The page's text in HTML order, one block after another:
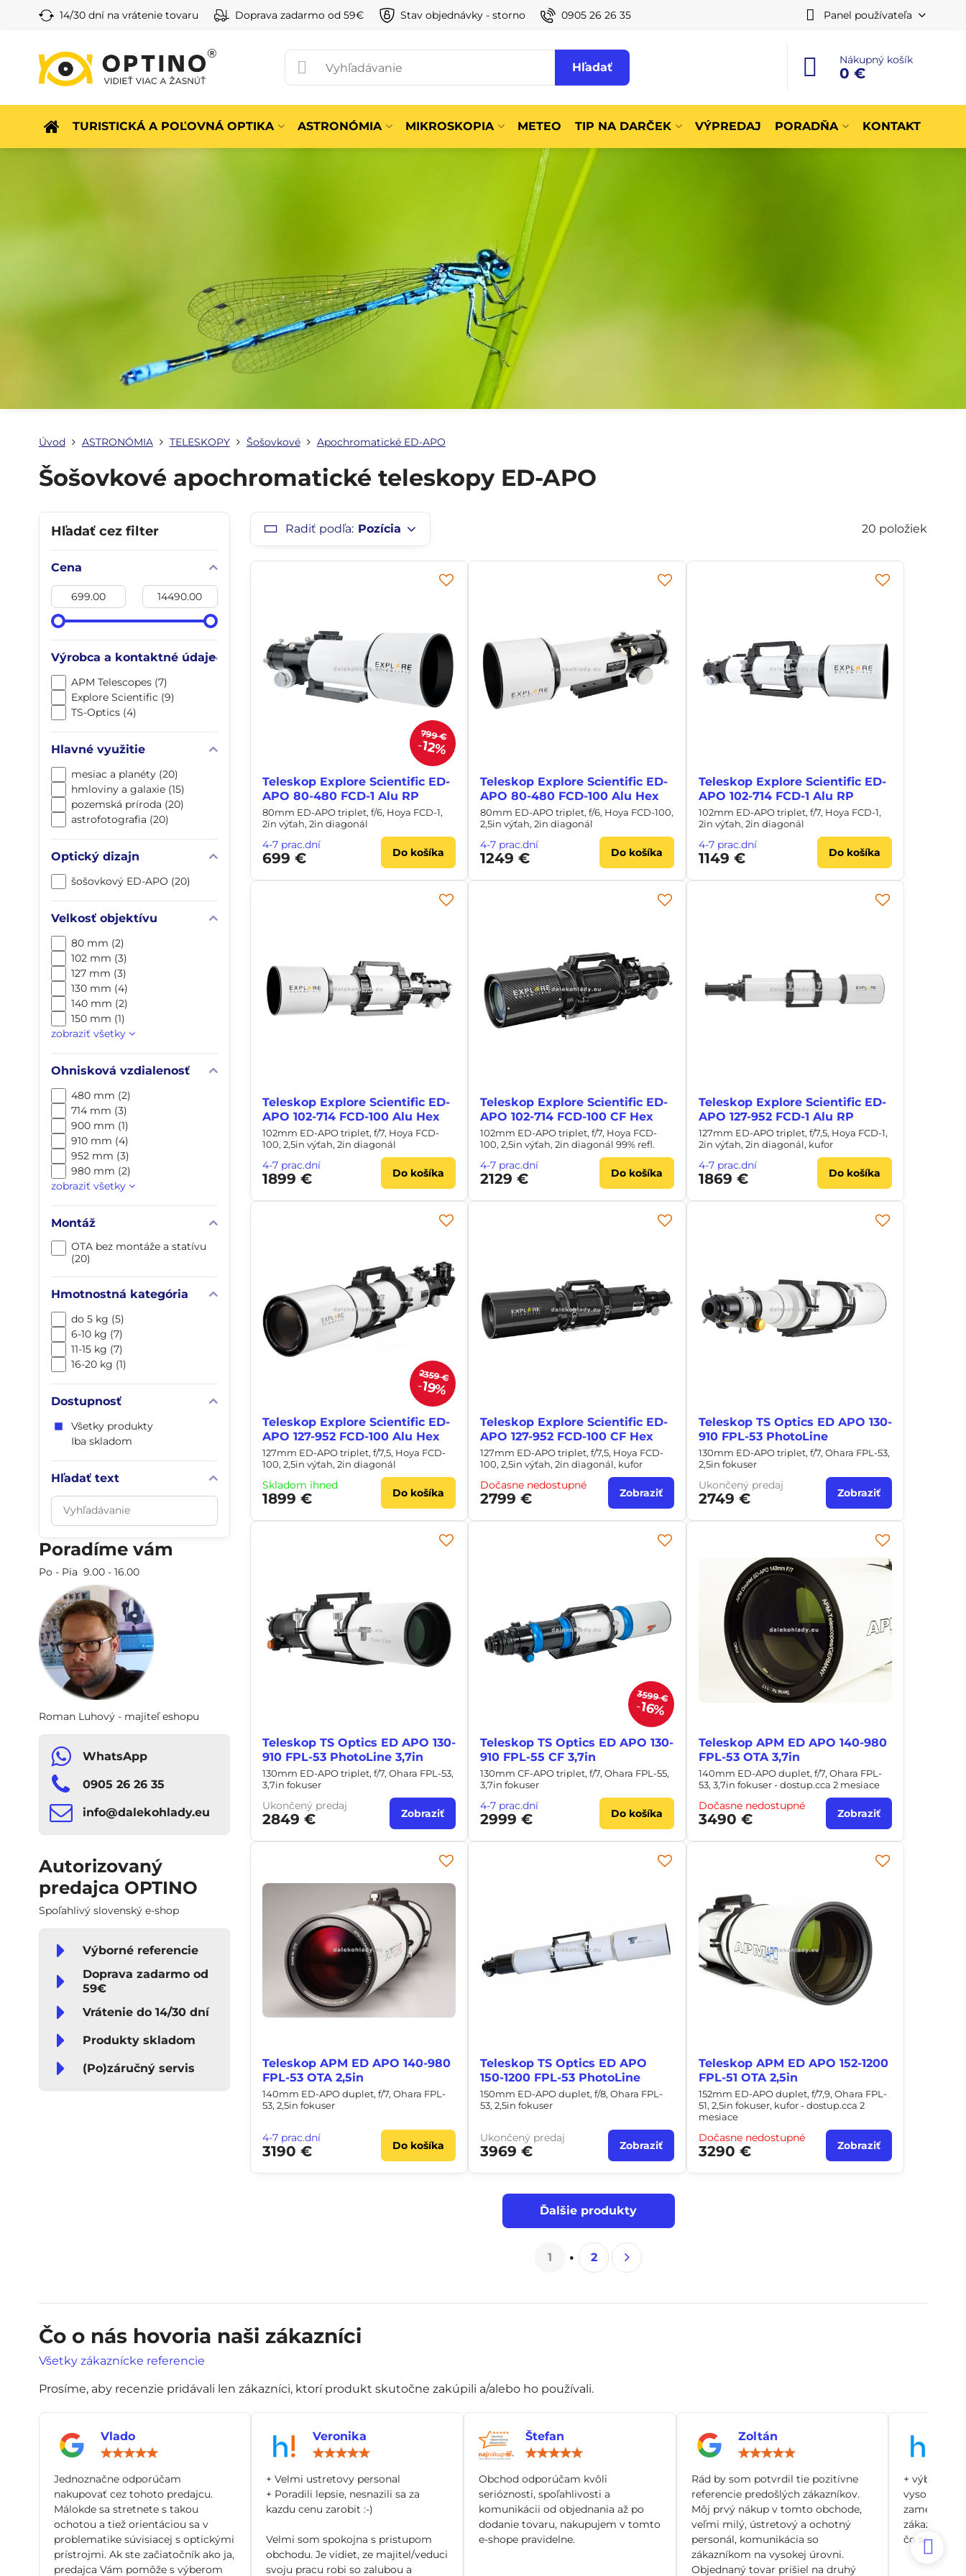
14/30 dní na vrátenie tovaru Doprava zadarmo od 59€ Stav objednávky - storno 0905 26 26 35 Panel používateľa
Hľadať
Nákupný košík
0 €
TURISTICKÁ A POĽOVNÁ OPTIKA ASTRONÓMIA MIKROSKOPIA METEO TIP NA DARČEK VÝPREDAJ PORADŇA KONTAKT
Úvod ASTRONÓMIA TELESKOPY Šošovkové Apochromatické ED-APO
Šošovkové apochromatické teleskopy ED-APO
Radiť podľa: Pozícia 20 položiek
799 €
12%
Teleskop Explore Scientific ED-
APO 80-480 FCD-1 Alu RP
80mm ED-APO triplet, f/6, Hoya FCD-1,
2in výťah, 2in diagonál
4-7 prac.dní
699 € Do košíka
Teleskop Explore Scientific ED-
APO 80-480 FCD-100 Alu Hex
80mm ED-APO triplet, f/6, Hoya FCD-100,
2,5in výťah, 2in diagonál
4-7 prac.dní
1249 € Do košíka
Teleskop Explore Scientific ED-
APO 102-714 FCD-1 Alu RP
102mm ED-APO triplet, f/7, Hoya FCD-1,
2in výťah, 2in diagonál
4-7 prac.dní
1149 € Do košíka
Teleskop Explore Scientific ED-
APO 102-714 FCD-100 Alu Hex
102mm ED-APO triplet, f/7, Hoya FCD-
100, 2,5in výťah, 2in diagonál
4-7 prac.dní
1899 € Do košíka
Teleskop Explore Scientific ED-
APO 102-714 FCD-100 CF Hex
102mm ED-APO triplet, f/7, Hoya FCD-
100, 2,5in výťah, 2in diagonál 99% refl.
4-7 prac.dní
2129 € Do košíka
Teleskop Explore Scientific ED-
APO 127-952 FCD-1 Alu RP
127mm ED-APO triplet, f/7,5, Hoya FCD-1,
2in výťah, 2in diagonál, kufor
4-7 prac.dní
1869 € Do košíka
2359 €
19%
Teleskop Explore Scientific ED-
APO 127-952 FCD-100 Alu Hex
127mm ED-APO triplet, f/7,5, Hoya FCD-
100, 2,5in výťah, 2in diagonál
Skladom ihneď
1899 € Do košíka
Teleskop Explore Scientific ED-
APO 127-952 FCD-100 CF Hex
127mm ED-APO triplet, f/7,5, Hoya FCD-
100, 2,5in výťah, 2in diagonál, kufor
Dočasne nedostupné
2799 € Zobraziť
Teleskop TS Optics ED APO 130-
910 FPL-53 PhotoLine
130mm ED-APO triplet, f/7, Ohara FPL-53,
2,5in fokuser
Ukončený predaj
2749 € Zobraziť
Teleskop TS Optics ED APO 130-
910 FPL-53 PhotoLine 3,7in
130mm ED-APO triplet, f/7, Ohara FPL-53,
3,7in fokuser
Ukončený predaj
2849 € Zobraziť
3599 €
16%
Teleskop TS Optics ED APO 130-
910 FPL-55 CF 3,7in
130mm CF-APO triplet, f/7, Ohara FPL-55,
3,7in fokuser
4-7 prac.dní
2999 € Do košíka
Teleskop APM ED APO 140-980
FPL-53 OTA 3,7in
140mm ED-APO duplet, f/7, Ohara FPL-
53, 3,7in fokuser - dostup.cca 2 mesiace
Dočasne nedostupné
3490 € Zobraziť
Teleskop APM ED APO 140-980
FPL-53 OTA 2,5in
140mm ED-APO duplet, f/7, Ohara FPL-
53, 2,5in fokuser
4-7 prac.dní
3190 € Do košíka
Teleskop TS Optics ED APO
150-1200 FPL-53 PhotoLine
150mm ED-APO duplet, f/8, Ohara FPL-
53, 2,5in fokuser
Ukončený predaj
3969 € Zobraziť
Teleskop APM ED APO 152-1200
FPL-51 OTA 2,5in
152mm ED-APO duplet, f/7,9, Ohara FPL-
51, 2,5in fokuser, kufor - dostup.cca 2
mesiace
Dočasne nedostupné
3290 € Zobraziť
Ďalšie produkty
1 2
Hľadať cez filter
Cena
Od:
Do:
Výrobca a kontaktné údaje
APM Telescopes (7)
Explore Scientific (9)
TS-Optics (4)
Hlavné využitie
mesiac a planéty (20)
hmloviny a galaxie (15)
pozemská príroda (20)
astrofotografia (20)
Optický dizajn
šošovkový ED-APO (20)
Velkosť objektívu
80 mm (2)
102 mm (3)
127 mm (3)
130 mm (4)
140 mm (2)
150 mm (1)
zobraziť všetky
Ohnisková vzdialenosť
480 mm (2)
714 mm (3)
900 mm (1)
910 mm (4)
952 mm (3)
980 mm (2)
zobraziť všetky
Montáž
OTA bez montáže a statívu
(20)
Hmotnostná kategória
do 5 kg (5)
6-10 kg (7)
11-15 kg (7)
16-20 kg (1)
Dostupnosť
Všetky produkty
Iba skladom
Hľadať text
Prehľadať
výsledky
filtra
fulltextom
Poradíme vám
Po - Pia 9.00 - 16.00
Roman Luhový - majiteľ eshopu
WhatsApp
0905 26 26 35
info​​@dalekohlady​​.eu
Autorizovaný
predajca OPTINO
Spoľahlivý slovenský e-shop
Výborné referencie
Doprava zadarmo od
59€
Vrátenie do 14/30 dní
Produkty skladom
(Po)záručný servis
Čo o nás hovoria naši zákazníci
Všetky zákaznícke referencie
Prosíme, aby recenzie pridávali len zákazníci, ktorí produkt skutočne zakúpili a/alebo ho používali.
Vlado
Jednoznačne odporúčam
nakupovať cez tohoto predajcu.
Málokde sa stretnete s takou
ochotou a tiež orientáciou sa v
problematike súvisiacej s optickými
prístrojmi. Ak ste začiatočník ako ja,
predajca Vám pomôže s výberom
Veronika
+ Velmi ustretovy personal
+ Poradili lepsie, nesnazili sa za
kazdu cenu zarobit :-)
Velmi som spokojna s pristupom
obchodu. Je vidiet, ze majitel/veduci
svoju pracu robi so zalubou a
Štefan
Obchod odporúčam kvôli
serióznosti, spoľahlivosti a
komunikácii od objednania až po
dodanie tovaru, nakupujem v tomto
e-shope pravidelne.
Zoltán
/
5
Rád by som potvrdil tie pozitívne
referencie predošlých zákazníkov.
Môj prvý nákup v tomto obchode,
veľmi milý, ústretový a ochotný
personál, komunikácia so
zákazníkom na vysokej úrovni.
Objednaný tovar prišiel na druhý
+ výborný
vysoko
zamerané
zákazníka,
čo sa dá.